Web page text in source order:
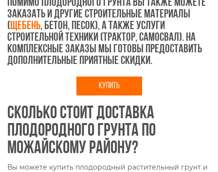
Помимо плодородного грунта вы также можете
заказать и другие строительные материалы
(щебень, бетон, песок), а также услуги
строительной техники (трактор, самосвал). На
комплексные заказы мы готовы предоставить
дополнительные приятные скидки.
КУПИТЬ
Сколько стоит доставка
плодородного грунта по
Можайскому району?
Вы можете купить плодородный растительный грунт и